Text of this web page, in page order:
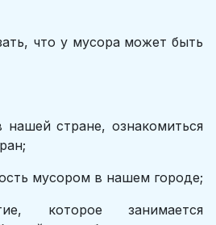
что у мусора может быть
нашей стране, ознакомиться
мусором в нашем городе;
которое занимается